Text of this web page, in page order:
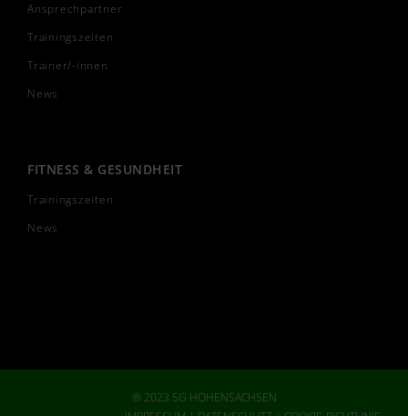
Ansprechpartner
Trainingszeiten
Trainer/-innen
News
FITNESS & GESUNDHEIT
Trainingszeiten
News
® 2023 SG HOHENSACHSEN